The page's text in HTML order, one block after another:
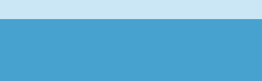
Entre em contato com nossos especialistas para saber